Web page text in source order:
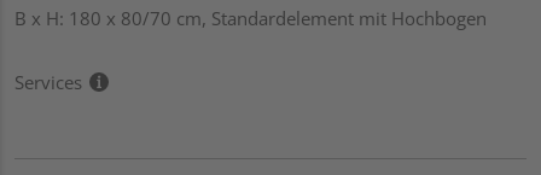
B x H: 180 x 80/70 cm, Standardelement mit Hochbogen
Services